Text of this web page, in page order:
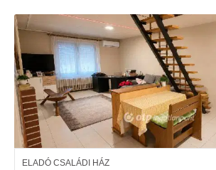
ELADÓ CSALÁDI HÁZ